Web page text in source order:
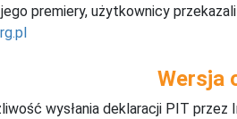
premiery, użytkownicy
Wersja
wysłania deklaracji PIT